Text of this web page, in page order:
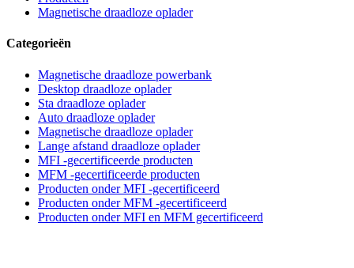
Magnetische draadloze oplader
Categorieën
Magnetische draadloze powerbank
Desktop draadloze oplader
Sta draadloze oplader
Auto draadloze oplader
Magnetische draadloze oplader
Lange afstand draadloze oplader
MFI -gecertificeerde producten
MFM -gecertificeerde producten
Producten onder MFI -gecertificeerd
Producten onder MFM -gecertificeerd
Producten onder MFI en MFM gecertificeerd